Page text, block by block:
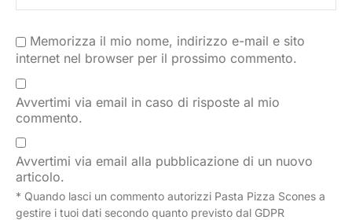
Memorizza il mio nome, indirizzo e-mail e sito
internet nel browser per il prossimo commento.
Avvertimi via email in caso di risposte al mio
commento.
Avvertimi via email alla pubblicazione di un nuovo
articolo.
* Quando lasci un commento autorizzi Pasta Pizza Scones a
gestire i tuoi dati secondo quanto previsto dal GDPR